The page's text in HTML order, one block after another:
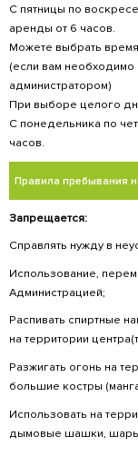
взрослого.
∙ Запрещено
(ёмкости для
∙
∙
∙ Заходить в
Отдых
Лежак на песке
Пирс «Корабли»
Пирс «Рояль»